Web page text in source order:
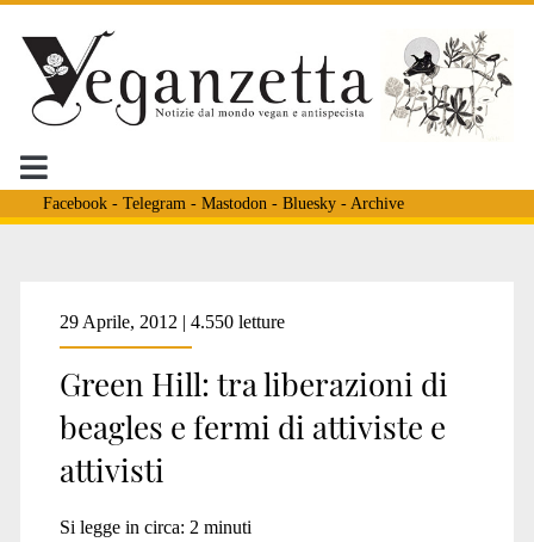
Facebook- Telegram - Mastodon - Bluesky- Archive
Tag:
<span>non
vivisezione</span>
29 Aprile, 2012 | 4.550 letture
Green Hill: tra liberazioni di
beagles e fermi di attiviste e
attivisti
Si legge in circa: 2 minuti